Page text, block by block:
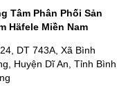
Tâm Phân Phối Sản
Häfele Miền Nam
DT 743A, Xã Bình
Huyện Dĩ An, Tỉnh Bình